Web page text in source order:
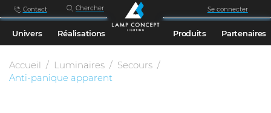
Contact Chercher Se connecter
Univers Réalisations Produits Partenaires
Accueil Luminaires
Secours
Anti-panique apparent